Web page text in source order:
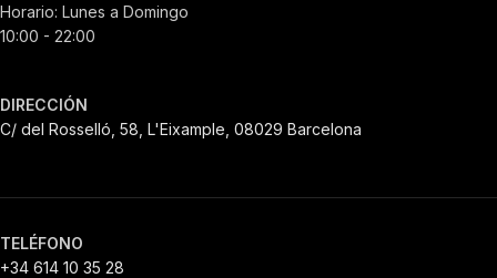
Horario: Lunes a Domingo
10:00 - 22:00
DIRECCIÓN
C/ del Rosselló, 58, L'Eixample, 08029 Barcelona
TELÉFONO
+34 614 10 35 28